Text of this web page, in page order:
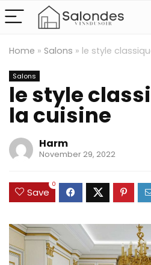
Home » Salons » le style
Salons
le style
la cuisine
Harm
November 29, 2022
Save
0